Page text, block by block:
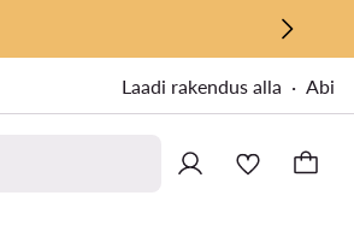
Laadi rakendus alla Abi